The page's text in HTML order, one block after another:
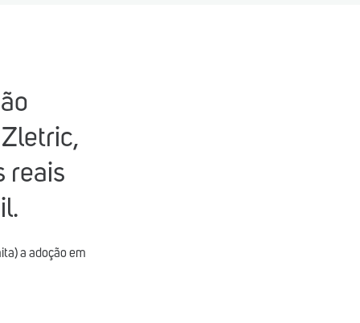
reais
a adoção em